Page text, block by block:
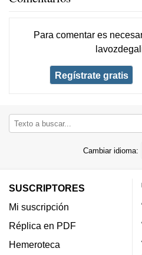
Para comentar es
Regístrate gratis
Cambiar idioma:
SUSCRIPTORES
Mi suscripción
Réplica en PDF
Hemeroteca